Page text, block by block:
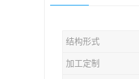
结构形式
加工定制